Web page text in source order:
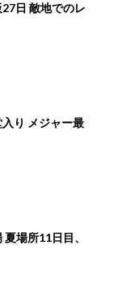
日 敵地でのレ
り メジャー最
場所11日目、